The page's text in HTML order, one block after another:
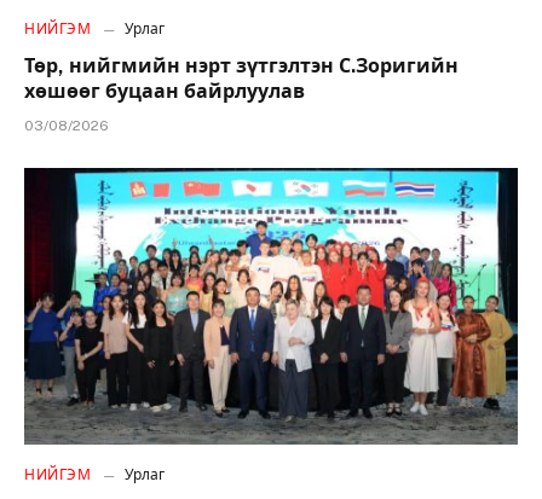
НИЙГЭМ Урлаг
Төр, нийгмийн нэрт зүтгэлтэн С.Зоригийн
хөшөөг буцаан байрлуулав
03/08/2026
НИЙГЭМ Урлаг